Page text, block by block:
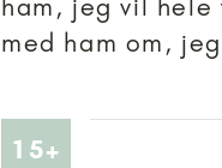
ham, jeg vil
med ham om,
15+